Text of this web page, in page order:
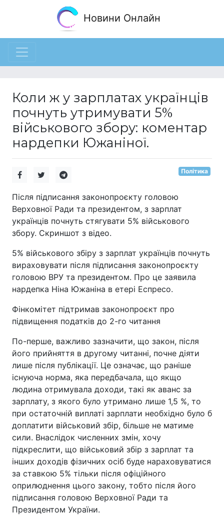
Новини Онлайн
Коли ж у зарплатах українців
почнуть утримувати 5%
військового збору: коментар
нардепки Южаніної.
Політика
Після підписання законопроєкту головою
Верховної Ради та президентом, з зарплат
українців почнуть стягувати 5% військового
збору. Скриншот з відео.
5% військового збіру з зарплат українців почнуть
вираховувати після підписання законопроєкту
головою ВРУ та президентом. Про це заявила
нардепка Ніна Южаніна в етері Еспресо.
Фінкомітет підтримав законопроєкт про
підвищення податків до 2-го читання
По-перше, важливо зазначити, що закон, після
його прийняття в другому читанні, почне діяти
лише після публікації. Це означає, що раніше
існуюча норма, яка передбачала, що якщо
людина отримувала доходи, такі як аванс за
зарплату, з якого було утримано лише 1,5 %, то
при остаточній виплаті зарплати необхідно було б
доплатити військовий збір, більше не матиме
сили. Внаслідок численних змін, хочу
підкреслити, що військовий збір з зарплат та
інших доходів фізичних осіб буде нараховуватися
за ставкою 5% тільки після офіційного
оприлюднення цього закону, тобто після його
підписання головою Верховної Ради та
Президентом України.